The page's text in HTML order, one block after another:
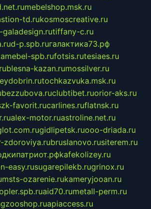
mebelshop.msk.ru
td.rukosmoscreative.ru
tiffany-c.ru
d-p.spb.ruгалактика73.рф
spb.rufotsis.rutesiaes.ru
blesna-kazan.rumossilver.ru
tochkazvuka.msk.ru
bezzubova.ruclubtibet.ruorior-aks.ru
favorit.rucarlines.ruflatnsk.ru
alex-motor.ruastroline.net.ru
gidlipetsk.ruooo-driada.ru
zdoroviya.rubruslanovo.rusiterem.ru
kafekolizey.ru
easy.rusugarepilekb.rugrinox.ru
msts-ozarenie.rukameryjooan.ru
aid70.rumetall-perm.ru
apiaccess.ru